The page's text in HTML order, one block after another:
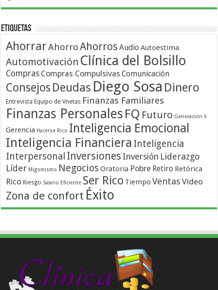
Etiquetas
AhorrarAhorroAhorros Audio Autoestima
Automotivación Clínica del Bolsillo
Compras Compras Compulsivas Comunicación
Consejos Deudas Diego Sosa Dinero
Entrevista Equipo de Vnetas Finanzas Familiares
Finanzas Personales FQ Futuro Generación X
Gerencia Hacerse Rico Inteligencia Emocional
Inteligencia Financiera Inteligencia
Interpersonal Inversiones Inversión Liderazgo
Líder Migomismo Negocios Oratoria Pobre Retiro Retórica
Rico Riesgo Salario Eficiente Ser Rico Tiempo Ventas Video
Zona de confort Éxito